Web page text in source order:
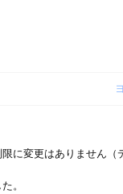
に変更はありません
。